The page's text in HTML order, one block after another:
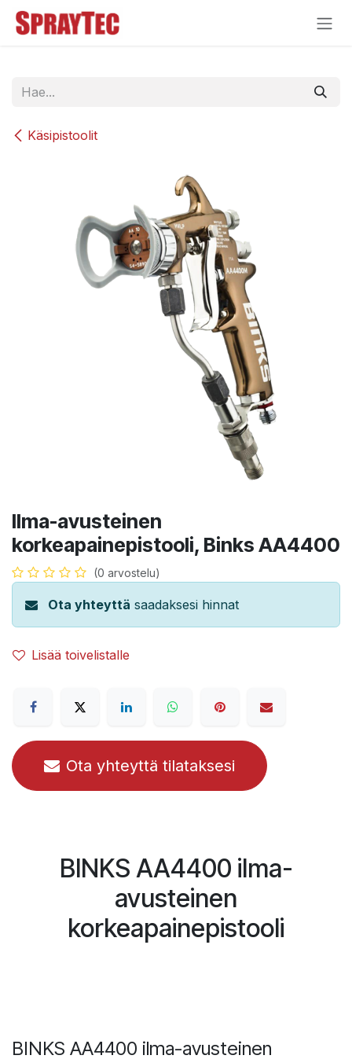
Siirry sisältöön
Käsipistoolit
Ilma-avusteinen
korkeapainepistooli, Binks AA4400
(0 arvostelu)
Ota yhteyttä saadaksesi hinnat
Lisää toivelistalle
Ota yhteyttä tilataksesi
BINKS AA4400 ilma-
avusteinen
korkeapainepistooli
BINKS AA4400 ilma-avusteinen